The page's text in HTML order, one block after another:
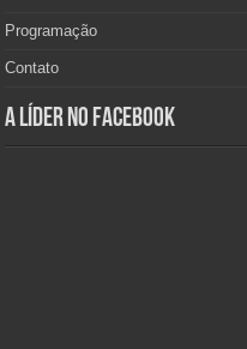
Programação
Contato
A Líder no Facebook